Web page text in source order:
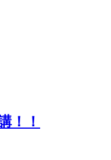
！！